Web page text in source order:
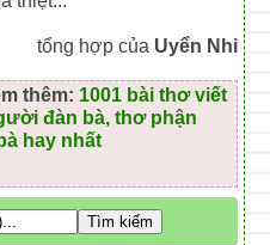
tổng hợp của Uyển Nhi
thêm: 1001 bài thơ viết
đàn bà, thơ phận
hay nhất